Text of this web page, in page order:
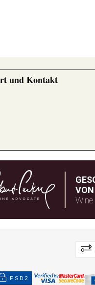
und Kontakt
VON
PSD2